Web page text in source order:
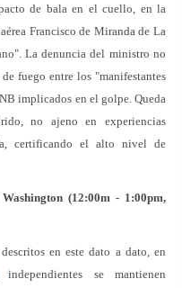
de bala en el cuello, en la
Francisco de Miranda de La
La denuncia del ministro no
fuego entre los "manifestantes
implicados en el golpe. Queda
no ajeno en experiencias
certificando el alto nivel de
(12:00m - 1:00pm,
en este dato a dato, en
independientes se mantienen